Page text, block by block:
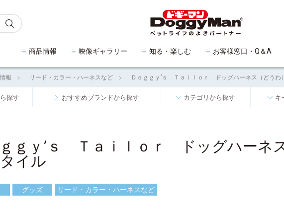
商品情報 映像ギャラリー 知る・楽しむ お客様窓口・Q＆A
報 リード・カラー・ハーネスなど Ｄｏｇｇｙ’ｓ Ｔａｉｌｏｒ ドッグハーネス（どう
探す おすすめブランドから探す カテゴリから探す キ
ｇｇｙ’ｓ Ｔａｉｌｏｒ ドッグハーネ
イル
グッズ リード・カラー・ハーネスなど